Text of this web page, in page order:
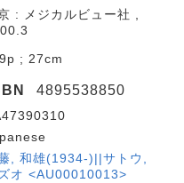
: メジカルビュー社 ,
; 27cm
4895538850
, 和雄(1934-)||サトウ,
オ <AU00010013>